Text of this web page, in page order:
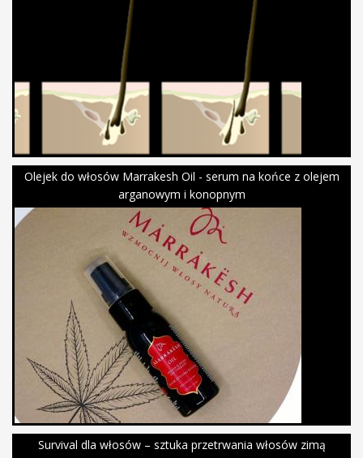
Olejek do włosów Marrakesh Oil - serum na końce z olejem
arganowym i konopnym
Survival dla włosów – sztuka przetrwania włosów zimą